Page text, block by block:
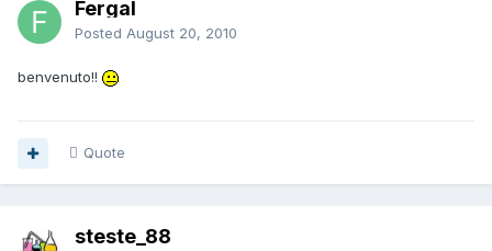
Fergal
Posted August 20, 2010
benvenuto!!
Quote
steste_88